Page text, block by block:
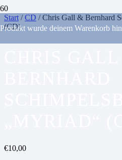
Produkt wurde deinem Warenkorb
Start /CD / Chris Gall & Bernhard
(CD)
€10,00